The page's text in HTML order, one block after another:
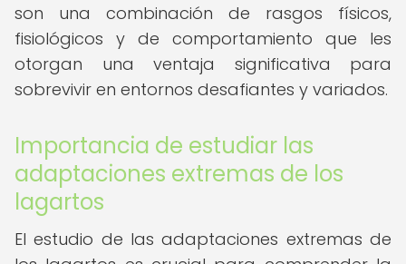
son una combinación de rasgos físicos,
fisiológicos y de comportamiento que les
otorgan una ventaja significativa para
sobrevivir en entornos desafiantes y variados.
Importancia de estudiar las
adaptaciones extremas de los
lagartos
El estudio de las adaptaciones extremas de